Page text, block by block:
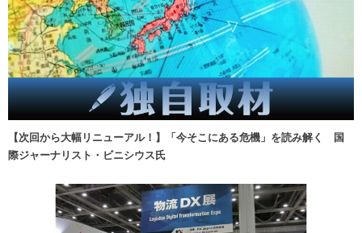
【次回から大幅リニューアル！】「今そこにある危機」を読み解く 国
際ジャーナリスト・ビニシウス氏